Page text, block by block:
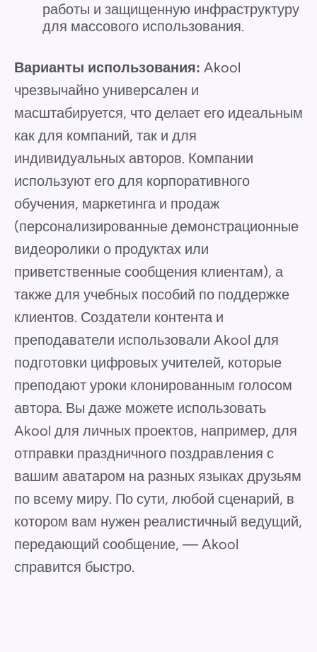
работы и защищенную инфраструктуру
для массового использования.
Варианты использования: Akool
чрезвычайно универсален и
масштабируется, что делает его идеальным
как для компаний, так и для
индивидуальных авторов. Компании
используют его для корпоративного
обучения, маркетинга и продаж
(персонализированные демонстрационные
видеоролики о продуктах или
приветственные сообщения клиентам), а
также для учебных пособий по поддержке
клиентов. Создатели контента и
преподаватели использовали Akool для
подготовки цифровых учителей, которые
преподают уроки клонированным голосом
автора. Вы даже можете использовать
Akool для личных проектов, например, для
отправки праздничного поздравления с
вашим аватаром на разных языках друзьям
по всему миру. По сути, любой сценарий, в
котором вам нужен реалистичный ведущий,
передающий сообщение, — Akool
справится быстро.